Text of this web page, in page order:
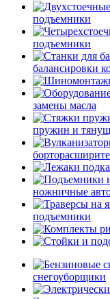
подъемники
подъемники
балансировки
замены масла
пружин и
ножничные
подъемники
снегоуборщики